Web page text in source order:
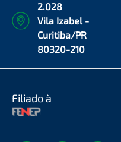
2.028
Vila Izabel -
Curitiba/PR
80320-210
Filiado à